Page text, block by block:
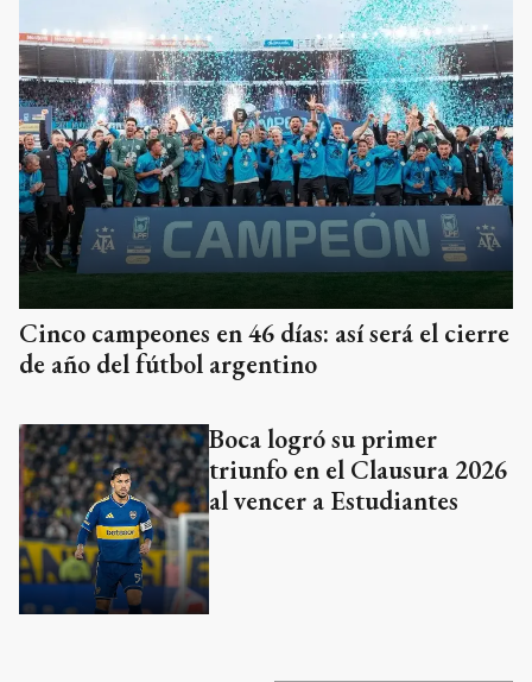
Cinco campeones en 46 días: así será el cierre
de año del fútbol argentino
Boca logró su primer
triunfo en el Clausura 2026
al vencer a Estudiantes